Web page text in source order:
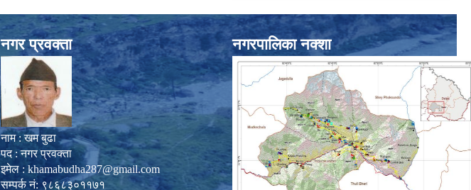
नगर प्रवक्ता
नाम : खम बुढा
पद : नगर प्रवक्ता
इमेल : khamabudha287@gmail.com
सम्पर्क नं: ९८६८३०११७१
नगरपालिका नक्शा